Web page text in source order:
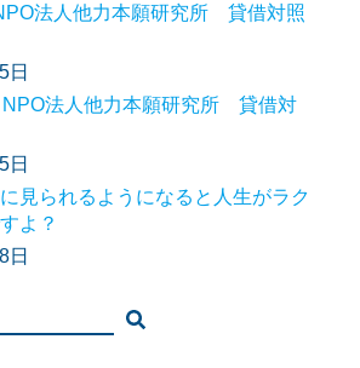
法人他力本願研究所 貸借対照
日
法人他力本願研究所 貸借対
日
見られるようになると人生がラク
よ？
日